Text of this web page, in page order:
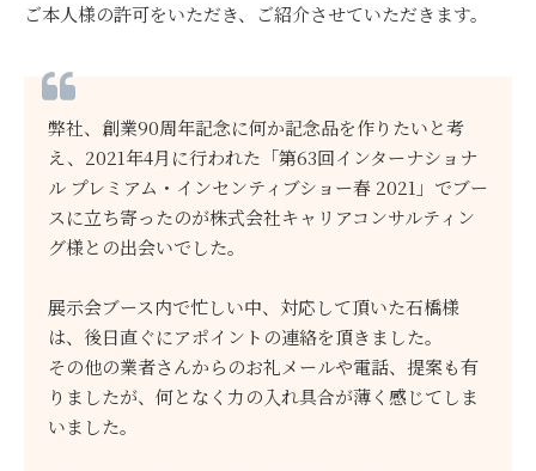
ご本人様の許可をいただき、ご紹介させていただきます。
弊社、創業90周年記念に何か記念品を作りたいと考
え、2021年4月に行われた「第63回インターナショナ
ル プレミアム・インセンティブショー春 2021」でブー
スに立ち寄ったのが株式会社キャリアコンサルティン
グ様との出会いでした。
展示会ブース内で忙しい中、対応して頂いた石橋様
は、後日直ぐにアポイントの連絡を頂きました。
その他の業者さんからのお礼メールや電話、提案も有
りましたが、何となく力の入れ具合が薄く感じてしま
いました。